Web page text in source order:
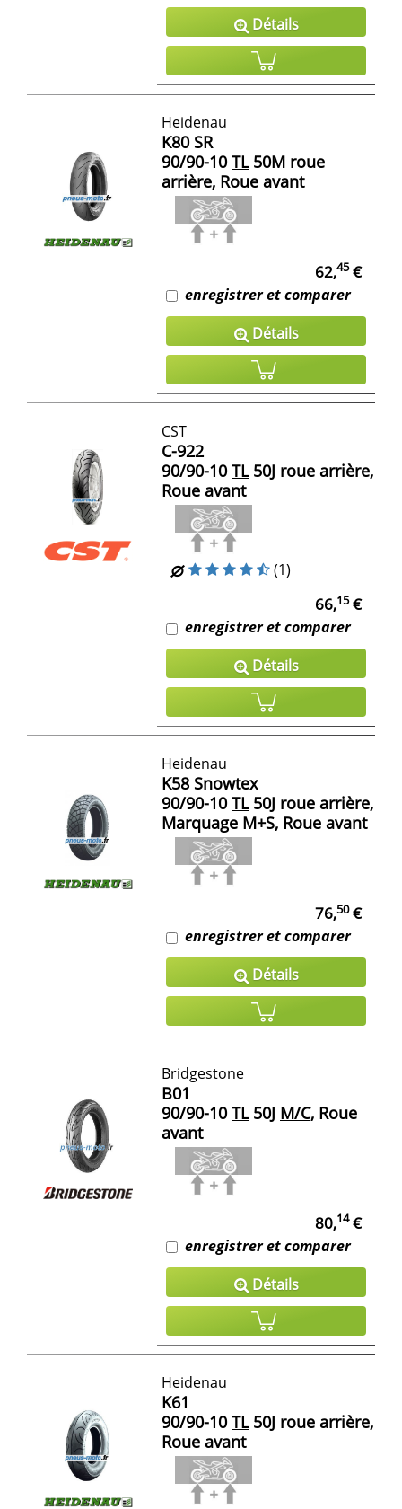
Détails
Heidenau
K80 SR
90/90-10 TL50M roue
arrière, Roue avant
62,45€
enregistrer et comparer
Détails
CST
C-922
90/90-10 TL50J roue arrière,
Roue avant
(1)
66,15€
enregistrer et comparer
Détails
Heidenau
K58 Snowtex
90/90-10 TL50J roue arrière,
Marquage M+S, Roue avant
76,50€
enregistrer et comparer
Détails
Bridgestone
B01
90/90-10 TL50J M/C, Roue
avant
80,14€
enregistrer et comparer
Détails
Heidenau
K61
90/90-10 TL50J roue arrière,
Roue avant